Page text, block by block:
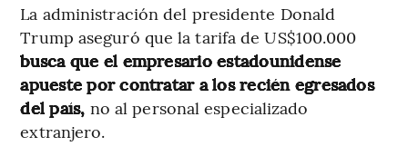
La administración del presidente Donald
Trump aseguró que la tarifa de US$100.000
busca que el empresario estadounidense
apueste por contratar a los recién egresados
del país, no al personal especializado
extranjero.